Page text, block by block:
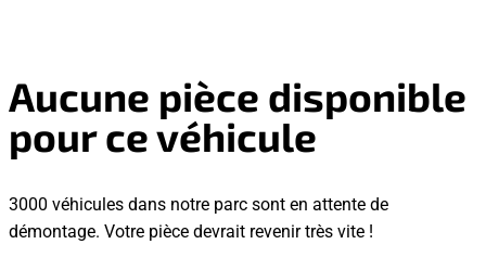
Aucune pièce disponible
pour ce véhicule
3000 véhicules dans notre parc sont en attente de
démontage. Votre pièce devrait revenir très vite !